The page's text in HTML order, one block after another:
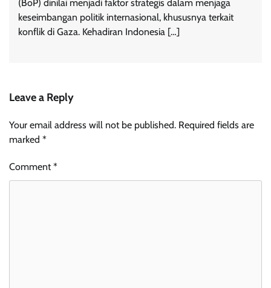
(BoP) dinilai menjadi faktor strategis dalam menjaga
keseimbangan politik internasional, khususnya terkait
konflik di Gaza. Kehadiran Indonesia […]
Leave a Reply
Your email address will not be published. Required fields are
marked *
Comment*